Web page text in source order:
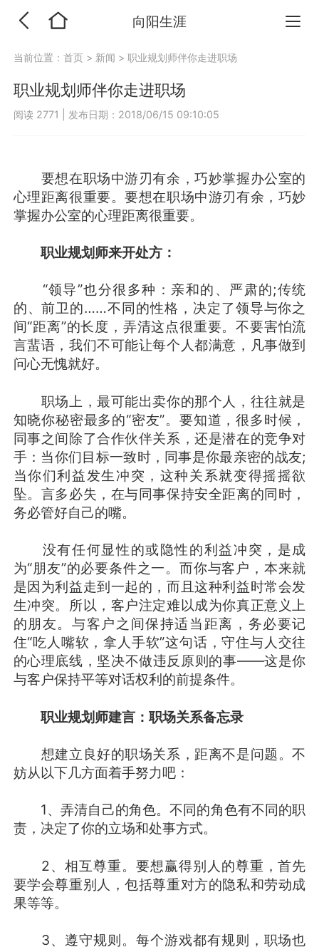
向阳生涯
当前位置：首页 > 新闻 >职业规划师伴你走进职场
职业规划师伴你走进职场
阅读 2771 发布日期：2018/06/15 09:10:05
要想在职场中游刃有余，巧妙掌握办公室的
心理距离很重要。要想在职场中游刃有余，巧妙
掌握办公室的心理距离很重要。
职业规划师来开处方：
“领导”也分很多种：亲和的、严肃的;传统
的、前卫的……不同的性格，决定了领导与你之
间“距离”的长度，弄清这点很重要。不要害怕流
言蜚语，我们不可能让每个人都满意，凡事做到
问心无愧就好。
职场上，最可能出卖你的那个人，往往就是
知晓你秘密最多的“密友”。要知道，很多时候，
同事之间除了合作伙伴关系，还是潜在的竞争对
手：当你们目标一致时，同事是你最亲密的战友;
当你们利益发生冲突，这种关系就变得摇摇欲
坠。言多必失，在与同事保持安全距离的同时，
务必管好自己的嘴。
没有任何显性的或隐性的利益冲突，是成
为“朋友”的必要条件之一。而你与客户，本来就
是因为利益走到一起的，而且这种利益时常会发
生冲突。所以，客户注定难以成为你真正意义上
的朋友。与客户之间保持适当距离，务必要记
住“吃人嘴软，拿人手软”这句话，守住与人交往
的心理底线，坚决不做违反原则的事——这是你
与客户保持平等对话权利的前提条件。
职业规划师建言：职场关系备忘录
想建立良好的职场关系，距离不是问题。不
妨从以下几方面着手努力吧：
1、弄清自己的角色。不同的角色有不同的职
责，决定了你的立场和处事方式。
2、相互尊重。要想赢得别人的尊重，首先
要学会尊重别人，包括尊重对方的隐私和劳动成
果等等。
3、遵守规则。每个游戏都有规则，职场也